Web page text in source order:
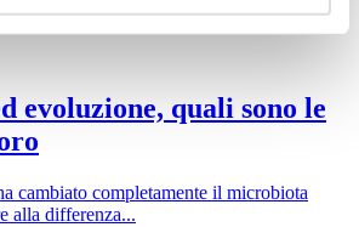
evoluzione, quali sono le
cambiato completamente il microbiota
alla differenza...